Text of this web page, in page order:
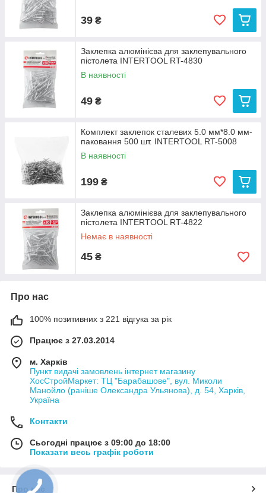
39 ₴
Заклепка алюмінієва для заклепувального
пістолета INTERTOOL RT-4830
В наявності
49 ₴
Комплект заклепок сталевих 5.0 мм*8.0 мм-
паковання 500 шт. INTERTOOL RT-5008
В наявності
199 ₴
Заклепка алюмінієва для заклепувального
пістолета INTERTOOL RT-4822
Немає в наявності
45 ₴
Про нас
100% позитивних з 221 відгука за рік
Працює з 27.03.2014
м. Харків
Пункт видачі замовлень інтернет магазину
ХосСтройМаркет: ТЦ "Барабашове", вул. Миколи
Манойло (раніше Олександра Ульянова), д. 54, Харків,
Україна
Контакти
Сьогодні працює з 09:00 до 18:00
Показати весь графік роботи
Про нас